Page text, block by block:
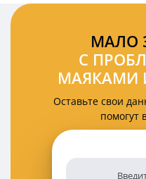
МАЛО
С
МАЯКАМИ
Оставьте свои
помогут